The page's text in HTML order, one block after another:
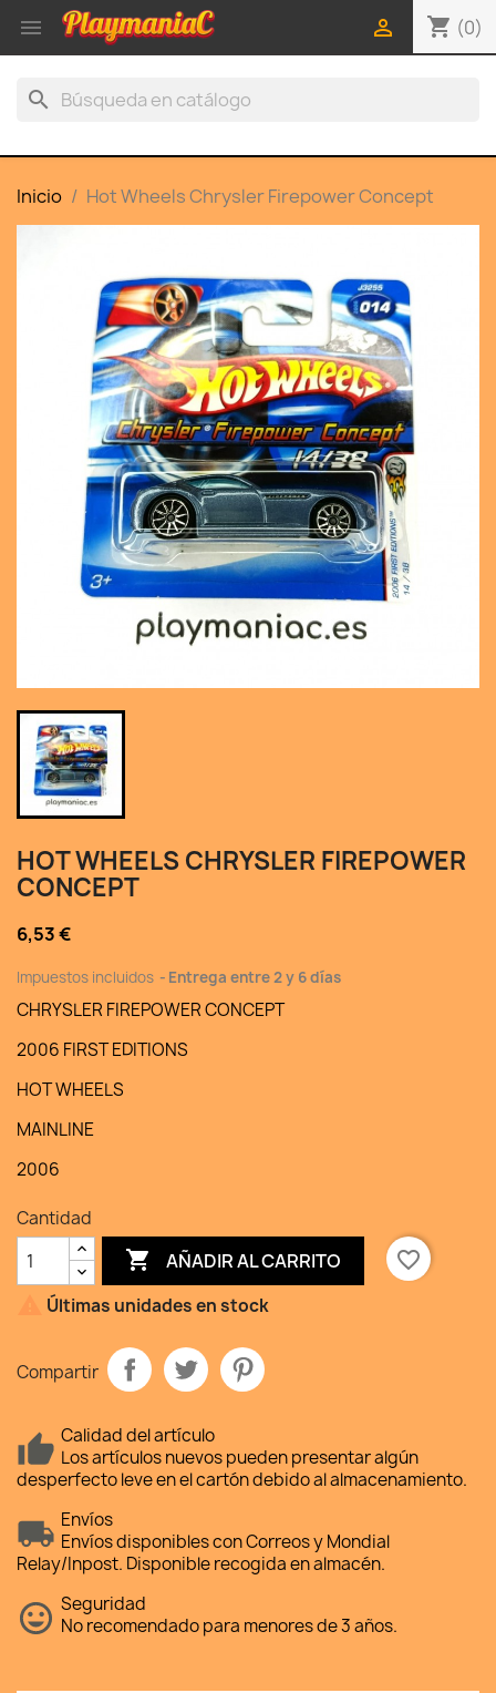
 shopping_cart (0)

search
Inicio Hot Wheels Chrysler Firepower Concept
HOT WHEELS CHRYSLER FIREPOWER
CONCEPT
6,53 €
Impuestos incluidos Entrega entre 2 y 6 días
CHRYSLER FIREPOWER CONCEPT
2006 FIRST EDITIONS
HOT WHEELS
MAINLINE
2006
Cantidad
 AÑADIR AL CARRITO
favorite_border
Últimas unidades en stock
Compartir
Calidad del artículo
Los artículos nuevos pueden presentar algún
desperfecto leve en el cartón debido al almacenamiento.
Envíos
Envíos disponibles con Correos y Mondial
Relay/Inpost. Disponible recogida en almacén.
Seguridad
No recomendado para menores de 3 años.